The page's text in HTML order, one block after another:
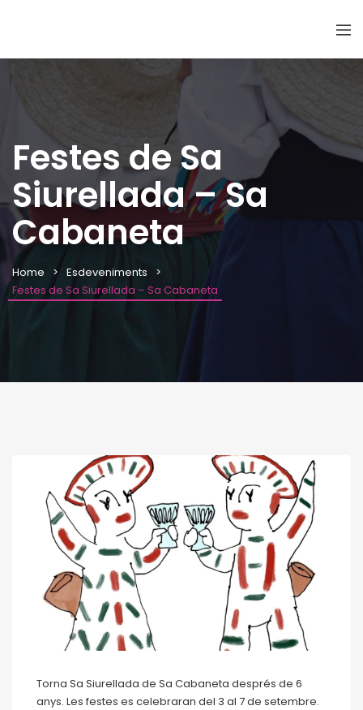
Festes de Sa
Siurellada – Sa
Cabaneta
Home
Esdeveniments
Festes de Sa Siurellada – Sa Cabaneta
Torna Sa Siurellada de Sa Cabaneta després de 6
anys. Les festes es celebraran del 3 al 7 de setembre.